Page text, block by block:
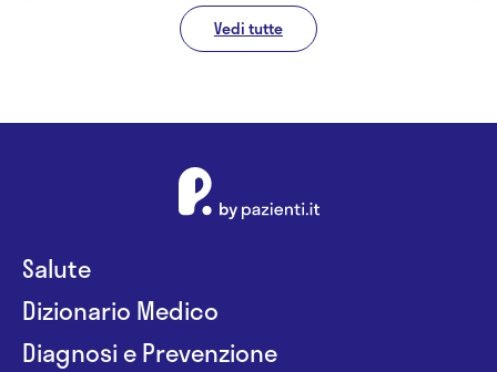
Vedi tutte
Salute
Dizionario Medico
Diagnosi e Prevenzione